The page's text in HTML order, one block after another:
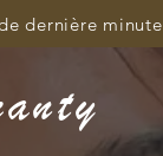
dernière minute